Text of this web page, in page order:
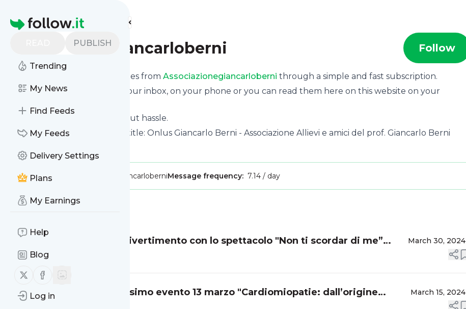
Homepage
PUBLISH
Trending
My News
Find Feeds
My Feeds
Delivery Settings
Plans
My Earnings
Help
Blog
Follow us on X (twitter)
Follow us on Facebook
Log in
Find more feeds
associazionegiancarloberni Follow
We bring you the latest updates from Associazionegiancarloberni through a simple and fast subscription.
We can deliver your news in your inbox, on your phone or you can read them here on this website on your
Unsubscribe at any time without hassle.
Associazionegiancarloberni
's title: Onlus Giancarlo Berni - Associazione Allievi e amici del prof. Giancarlo Berni
Publisher: ufficiostampa.assgiancarloberniMessage frequency: 7.14 / day
Serata di beneficenza e divertimento con lo spettacolo "Non ti scordar di me”
sabato 4 maggio
March 30, 2024
Read full story
Pillole del mercoledì prossimo evento 13 marzo "Cardiomiopatie: dall’origine
March 15, 2024